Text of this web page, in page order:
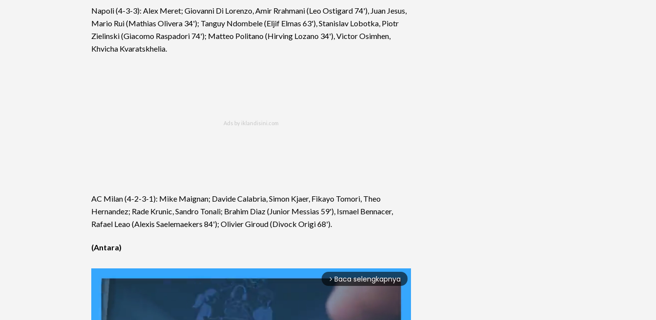
Napoli (4-3-3): Alex Meret; Giovanni Di Lorenzo, Amir Rrahmani (Leo Ostigard 74'), Juan Jesus,
Mario Rui (Mathias Olivera 34'); Tanguy Ndombele (Eljif Elmas 63'), Stanislav Lobotka, Piotr
Zielinski (Giacomo Raspadori 74'); Matteo Politano (Hirving Lozano 34'), Victor Osimhen,
Khvicha Kvaratskhelia.
AC Milan (4-2-3-1): Mike Maignan; Davide Calabria, Simon Kjaer, Fikayo Tomori, Theo
Hernandez; Rade Krunic, Sandro Tonali; Brahim Diaz (Junior Messias 59'), Ismael Bennacer,
Rafael Leao (Alexis Saelemaekers 84'); Olivier Giroud (Divock Origi 68').
(Antara)
arrow_forward_ios Baca selengkapnya